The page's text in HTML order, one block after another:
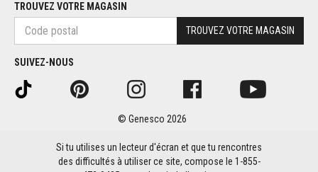
TROUVEZ VOTRE MAGASIN
TROUVEZ VOTRE MAGASIN
SUIVEZ-NOUS
© Genesco 2026
Si tu utilises un lecteur d'écran et que tu rencontres
des difficultés à utiliser ce site, compose le 1-855-